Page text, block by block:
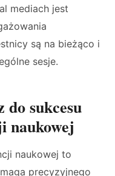
mediach jest
są na bieżąco i
sesje.
do sukcesu
naukowej
naukowej to
precyzyjnego